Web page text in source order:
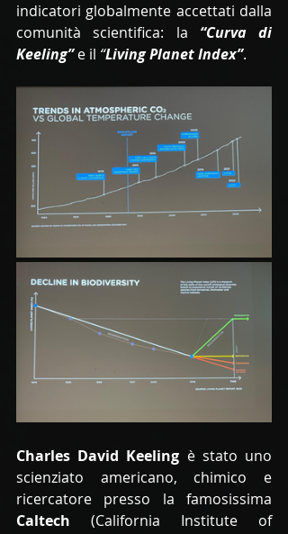
indicatori globalmente accettati dalla
comunità scientifica: la
“Curva di
Keeling” e il “Living Planet Index”.
Charles David Keeling è stato uno
scienziato americano, chimico e
Caltech (California Institute of